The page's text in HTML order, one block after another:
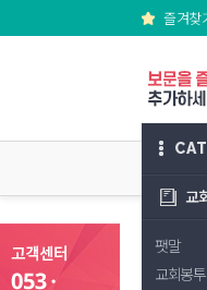
즐겨찾
교
팻말
교회봉투